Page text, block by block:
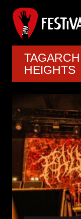
HEIGHTS